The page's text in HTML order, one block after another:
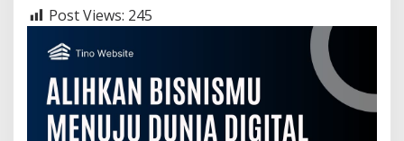
i
l
u
D
Post Views: 245